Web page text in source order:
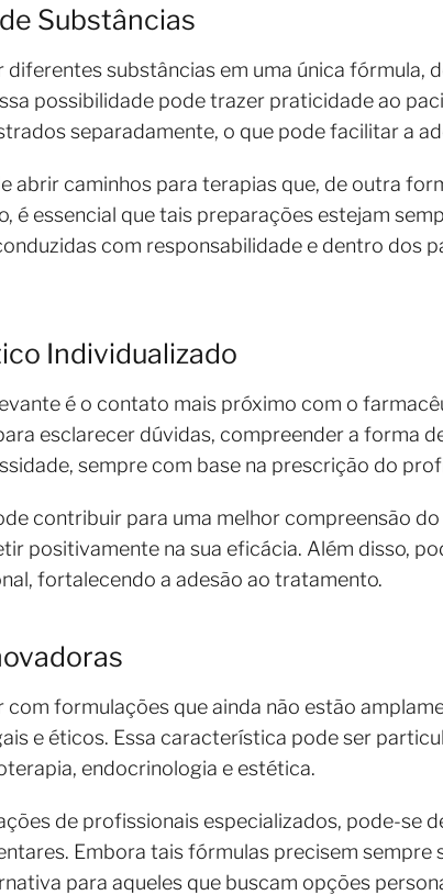
Substâncias
substâncias em uma única fórmula,
possibilidade pode trazer praticidade ao
separadamente, o que pode facilitar a
abrir caminhos para terapias que, de outra
é essencial que tais preparações estejam
com responsabilidade e dentro dos
Individualizado
é o contato mais próximo com o
esclarecer dúvidas, compreender a forma
sempre com base na prescrição do
contribuir para uma melhor compreensão
positivamente na sua eficácia. Além disso,
fortalecendo a adesão ao tratamento.
formulações que ainda não estão
e éticos. Essa característica pode ser
endocrinologia e estética.
de profissionais especializados, pode-se
Embora tais fórmulas precisem sempre
para aqueles que buscam opções